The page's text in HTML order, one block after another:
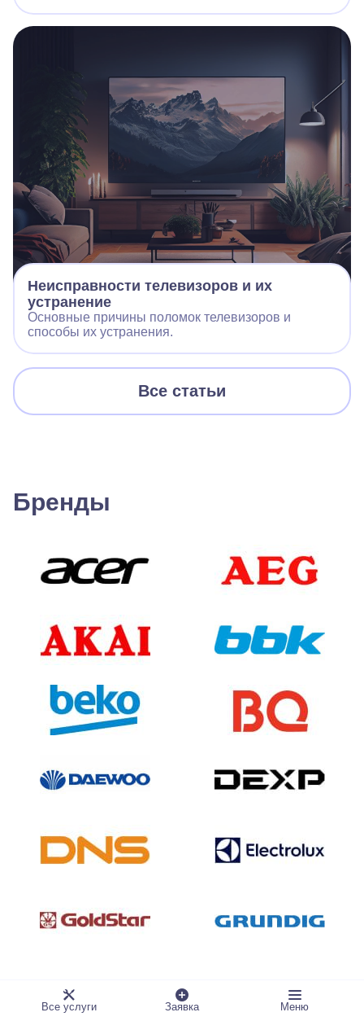
Неисправности телевизоров и их
устранение
Основные причины поломок телевизоров и
способы их устранения.
Все статьи
Бренды
Все услуги Заявка Меню